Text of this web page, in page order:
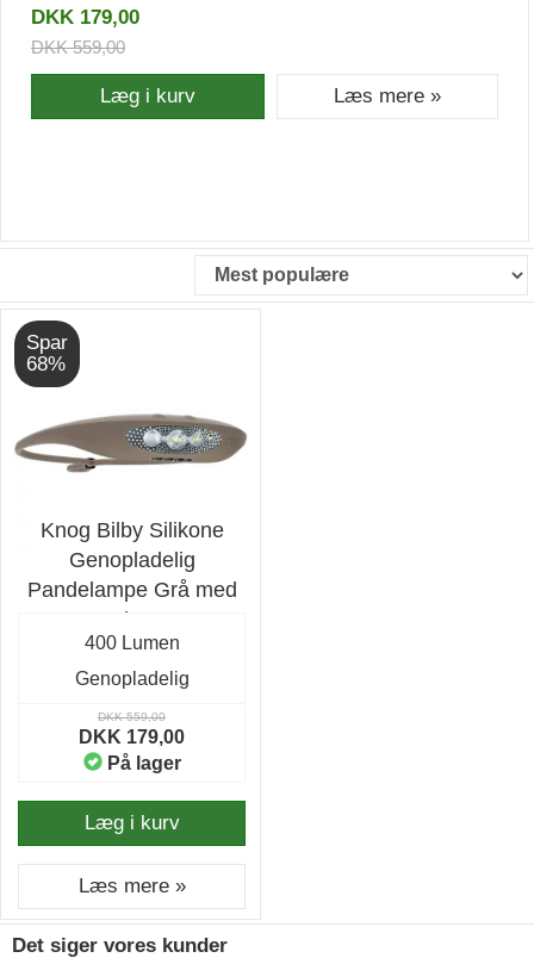
effektiv belysning til løb, cykling, vandreture og alle
udendørs aktiviteter.
DKK 179,00
DKK 559,00
Læg i kurv Læs mere »
Spar
68%
Knog Bilby Silikone
Genopladelig
Pandelampe Grå med
400 lumen
400 Lumen
Genopladelig
DKK 559,00
DKK 179,00
På lager
Læg i kurv
Læs mere »
Det siger vores kunder